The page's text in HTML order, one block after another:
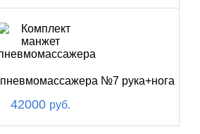
№7 рука+нога
42000 руб.